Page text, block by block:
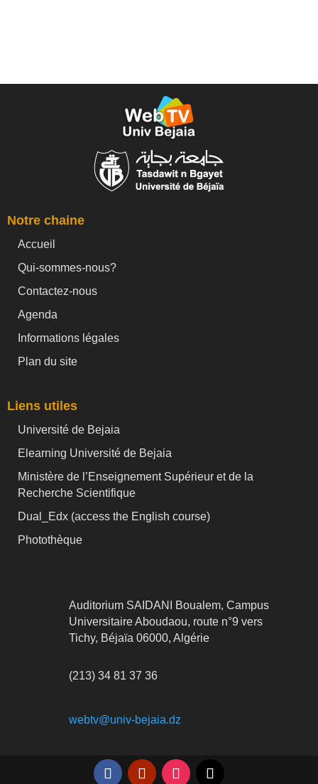
Notre chaine
Accueil
Qui-sommes-nous?
Contactez-nous
Agenda
Informations légales
Plan du site
Liens utiles
Université de Bejaia
Elearning Université de Bejaia
Ministère de l’Enseignement Supérieur et de la
Recherche Scientifique
Dual_Edx (access the English course)
Photothèque
Auditorium SAIDANI Boualem, Campus
Universitaire Aboudaou, route n°9 vers
Tichy, Béjaïa 06000, Algérie
(213) 34 81 37 36
webtv@univ-bejaia.dz